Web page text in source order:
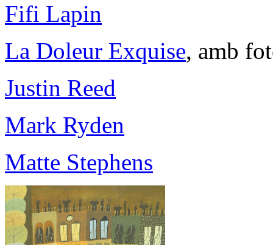
Fifi Lapin
La Doleur Exquise, amb
Justin Reed
Mark Ryden
Matte Stephens